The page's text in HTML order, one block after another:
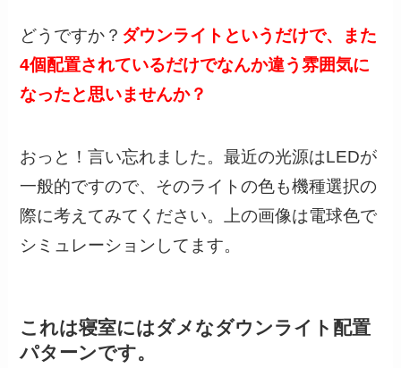
どうですか？ ダウンライトというだけで、また
4個配置されているだけでなんか違う雰囲気に
なったと思いませんか？
おっと！言い忘れました。最近の光源はLEDが
一般的ですので、そのライトの色も機種選択の
際に考えてみてください。上の画像は電球色で
シミュレーションしてます。
これは寝室にはダメなダウンライト配置
パターンです。